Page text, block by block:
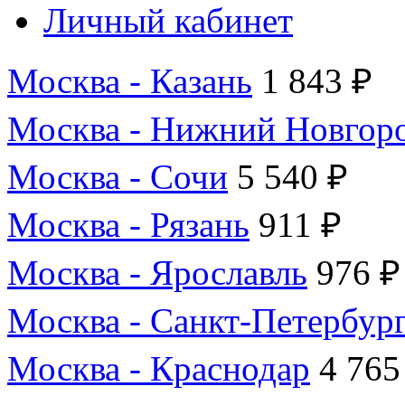
Личный кабинет
Москва - Казань 1 843 ₽
Москва - Нижний
Москва - Сочи 5 540 ₽
Москва - Рязань 911 ₽
Москва - Ярославль 976 ₽
Москва - Санкт-
Москва - Краснодар 4